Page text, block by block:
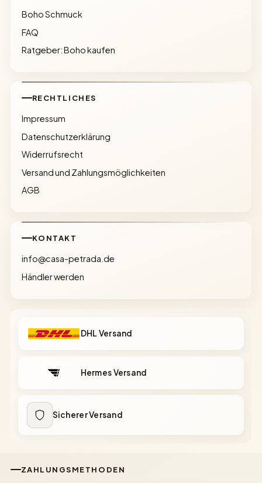
Boho Schmuck
FAQ
Ratgeber: Boho kaufen
RECHTLICHES
Impressum
Datenschutzerklärung
Widerrufsrecht
Versand und Zahlungsmöglichkeiten
AGB
KONTAKT
info@casa-petrada.de
Händler werden
DHL Versand
Hermes Versand
Sicherer Versand
ZAHLUNGSMETHODEN